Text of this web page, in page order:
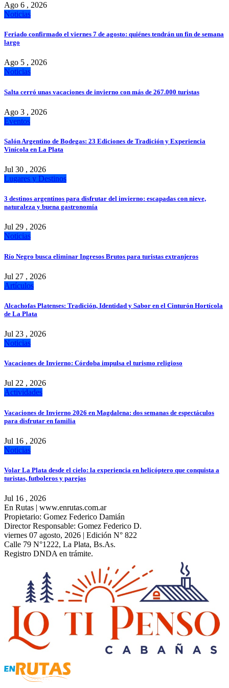
Ago 6 , 2026
Noticias
Feriado confirmado el viernes 7 de agosto: quiénes tendrán un fin de semana
largo
Ago 5 , 2026
Noticias
Salta cerró unas vacaciones de invierno con más de 267.000 turistas
Ago 3 , 2026
Eventos
Salón Argentino de Bodegas: 23 Ediciones de Tradición y Experiencia
Vinícola en La Plata
Jul 30 , 2026
Lugares y Destinos
3 destinos argentinos para disfrutar del invierno: escapadas con nieve,
naturaleza y buena gastronomía
Jul 29 , 2026
Noticias
Río Negro busca eliminar Ingresos Brutos para turistas extranjeros
Jul 27 , 2026
Artículos
Alcachofas Platenses: Tradición, Identidad y Sabor en el Cinturón Hortícola
de La Plata
Jul 23 , 2026
Noticias
Vacaciones de Invierno: Córdoba impulsa el turismo religioso
Jul 22 , 2026
Actividades
Vacaciones de Invierno 2026 en Magdalena: dos semanas de espectáculos
para disfrutar en familia
Jul 16 , 2026
Noticias
Volar La Plata desde el cielo: la experiencia en helicóptero que conquista a
turistas, futboleros y parejas
Jul 16 , 2026
En Rutas | www.enrutas.com.ar
Propietario: Gomez Federico Damián
Director Responsable: Gomez Federico D.
viernes 07 agosto, 2026 | Edición N° 822
Calle 79 N°1222, La Plata, Bs.As.
Registro DNDA en trámite.